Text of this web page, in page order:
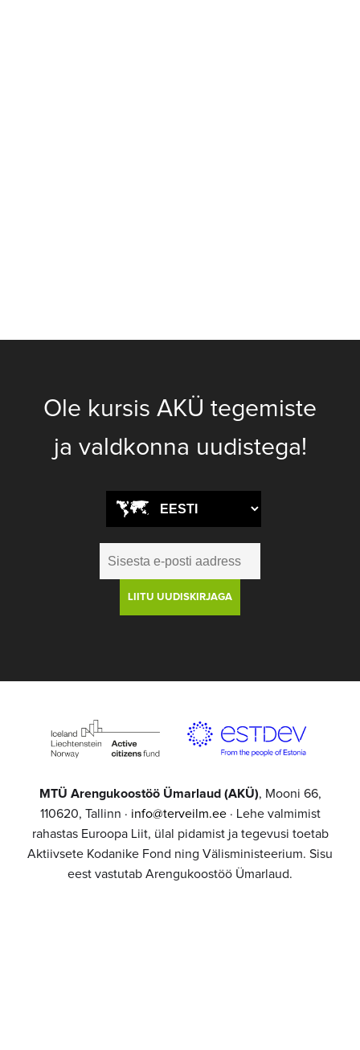
Ole kursis AKÜ tegemiste
ja valdkonna uudistega!
MTÜ Arengukoostöö Ümarlaud (AKÜ), Mooni 66,
110620, Tallinn · info@terveilm.ee· Lehe valmimist
rahastas Euroopa Liit, ülal pidamist ja tegevusi toetab
Aktiivsete Kodanike Fond ning Välisministeerium. Sisu
eest vastutab Arengukoostöö Ümarlaud.